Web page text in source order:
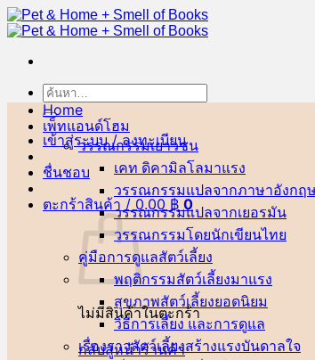
ข้าม
ไป
เนื้อหา
ค้นหา:
เข้าสู่ระบบ / ลงทะเบียน
ชื่นชอบ
ตะกร้าสินค้า / 0.00 ฿ 0
ไม่มีสินค้าในตะกร้า
กลับสู่หน้าร้านค้า
Home
เพ็ทแอนด์โฮม
วรรณกรรมเยาวชน
เคท ดิคามิลโล
วรรณกรรมแปลจากภาษาอังกฤษ
วรรณกรรมแปลจากเยอรมัน
วรรณกรรมโดยนักเขียนไทย
คู่มือการดูแลสัตว์เลี้ยง
พฤติกรรมสัตว์เลี้ยง
สุขภาพสัตว์เลี้ยง
วิธีการเลี้ยง และการดูแล
เรื่องราวสัตว์เลี้ยงสร้างแรงบันดาลใจ